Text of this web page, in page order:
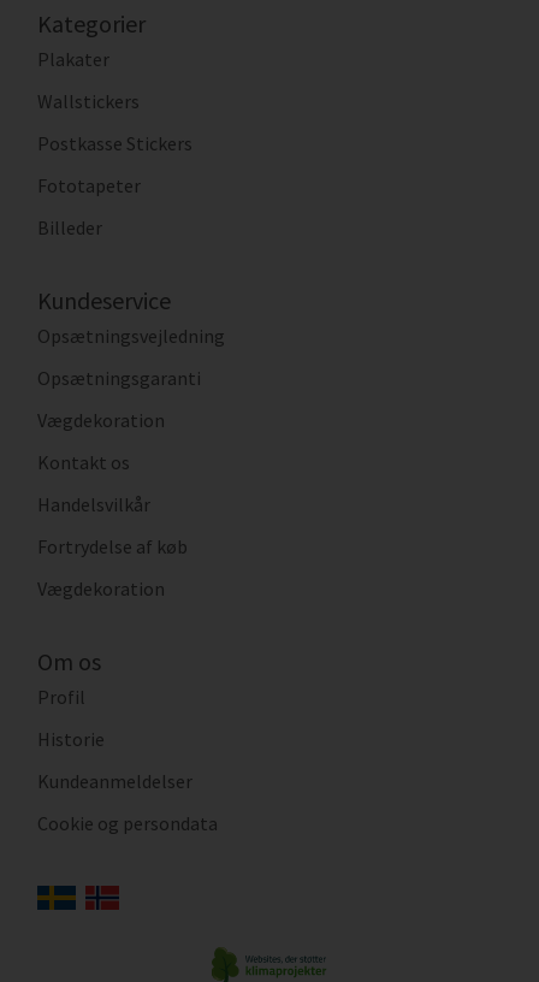
Kategorier
Plakater
Wallstickers
Postkasse Stickers
Fototapeter
Billeder
Kundeservice
Opsætningsvejledning
Opsætningsgaranti
Vægdekoration
Kontakt os
Handelsvilkår
Fortrydelse af køb
Vægdekoration
Om os
Profil
Historie
Kundeanmeldelser
Cookie og persondata